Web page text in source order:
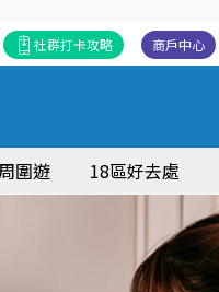
商戶中心
社群打卡攻略
圍遊 18區好去處